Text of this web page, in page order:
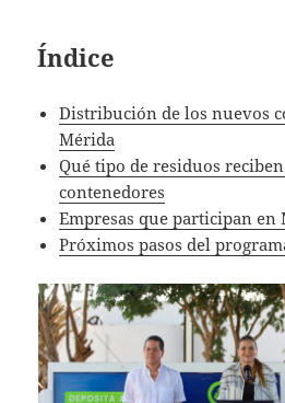
Índice
Distribución de los nuevos
Mérida
Qué tipo de residuos
contenedores
Empresas que participan en
Próximos pasos del